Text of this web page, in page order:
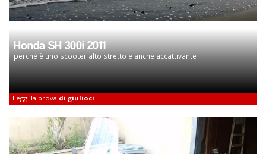
Honda SH 300i 2011
perché è uno scooter alto stretto e anche accattivante
Leggi la prova di giulioci